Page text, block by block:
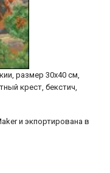
размер 30х40 см,
крест, бекстич,
и экпортирована в